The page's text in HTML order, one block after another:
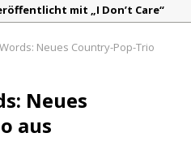
mit „I Don’t Care“
Vertrauen: Country.de erreicht
entführt Fans mit neuem
Honey“
brandneuem Musikvideo zu
Neues Country-Pop-Trio
Neues
aus